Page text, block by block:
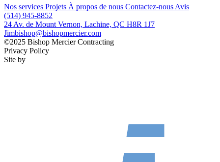
Nos services Projets À propos de nous Contactez-nous Avis
(514) 945-8852
24 Av. de Mount Vernon, Lachine, QC H8R 1J7
Jimbishop@bishopmercier.com
©2025 Bishop Mercier Contracting
Privacy Policy
Site by